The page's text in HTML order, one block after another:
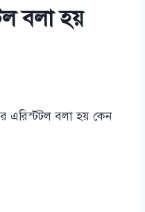
বলা হয়
এরিস্টটল বলা হয় কেন